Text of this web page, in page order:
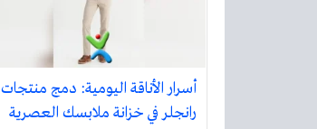
أسرار الأناقة اليومية: دمج منتجات
رانجلر في خزانة ملابسك العصرية